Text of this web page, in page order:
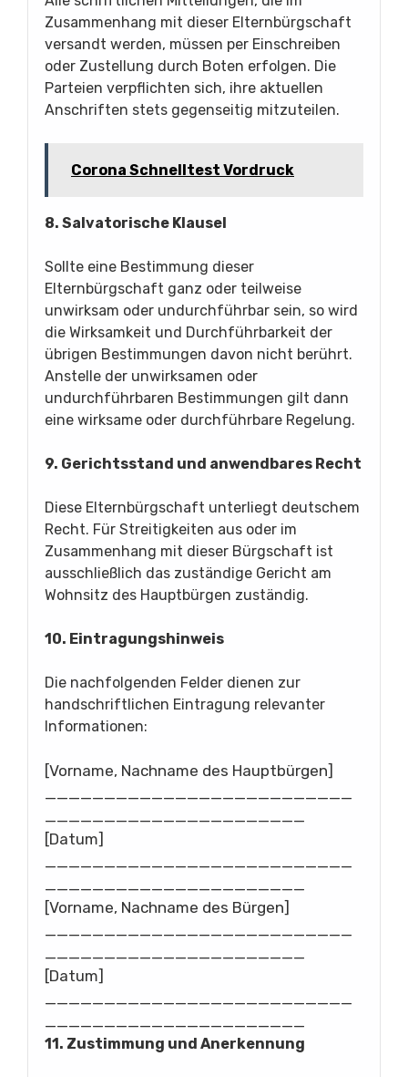
Zusammenhang mit dieser Elternbürgschaft
versandt werden, müssen per Einschreiben
oder Zustellung durch Boten erfolgen. Die
Parteien verpflichten sich, ihre aktuellen
Anschriften stets gegenseitig mitzuteilen.
Corona Schnelltest Vordruck
8. Salvatorische Klausel
Sollte eine Bestimmung dieser
Elternbürgschaft ganz oder teilweise
unwirksam oder undurchführbar sein, so wird
die Wirksamkeit und Durchführbarkeit der
übrigen Bestimmungen davon nicht berührt.
Anstelle der unwirksamen oder
undurchführbaren Bestimmungen gilt dann
eine wirksame oder durchführbare Regelung.
9. Gerichtsstand und anwendbares Recht
Diese Elternbürgschaft unterliegt deutschem
Recht. Für Streitigkeiten aus oder im
Zusammenhang mit dieser Bürgschaft ist
ausschließlich das zuständige Gericht am
Wohnsitz des Hauptbürgen zuständig.
10. Eintragungshinweis
Die nachfolgenden Felder dienen zur
handschriftlichen Eintragung relevanter
Informationen:
[Vorname, Nachname des Hauptbürgen]
[Datum]
[Vorname, Nachname des Bürgen]
[Datum]
11. Zustimmung und Anerkennung